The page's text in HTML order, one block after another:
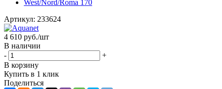
Артикул: 233624
4 610 руб./шт
В наличии
-
+
В корзину
Купить в 1 клик
Поделиться